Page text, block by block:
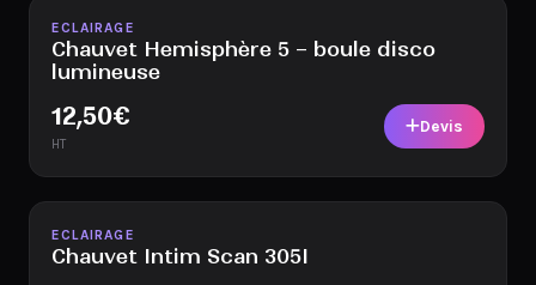
Disponible
ECLAIRAGE
Chauvet Hemisphère 5 – boule disco
lumineuse
12,50€
HT
Devis
Disponible
ECLAIRAGE
Chauvet Intim Scan 305I